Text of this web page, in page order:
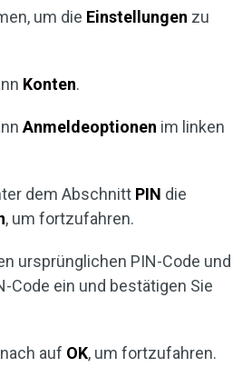
um die Einstellungen zu
Konten.
Anmeldeoptionen im linken
dem Abschnitt PIN die
, um fortzufahren.
ursprünglichen PIN-Code und
Code ein und bestätigen Sie
auf OK, um fortzufahren.